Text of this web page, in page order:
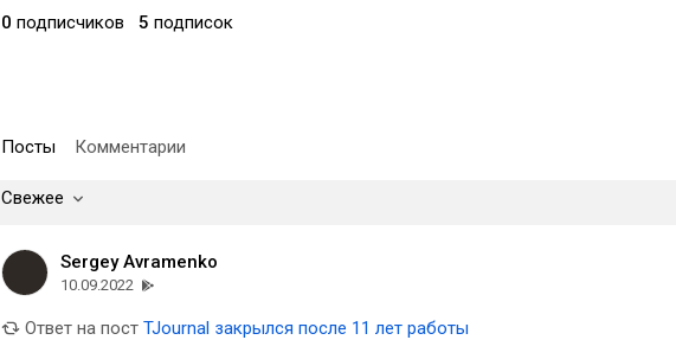
0 подписчиков 5 подписок
Посты Комментарии
Свежее
Sergey Avramenko
10.09.2022
Ответ на пост TJournal закрылся после 11 лет работы